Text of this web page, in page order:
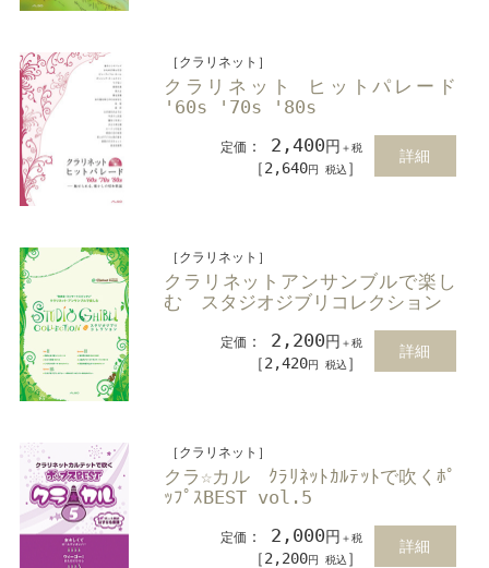
［クラリネット］
クラリネット ヒットパレード
'60s '70s '80s
定価 ： 2,400円 ＋税
［2,640円 税込 ］
詳細
［クラリネット］
クラリネットアンサンブルで楽し
む スタジオジブリコレクション
定価 ： 2,200円 ＋税
［2,420円 税込 ］
詳細
［クラリネット］
クラ☆カル ｸﾗﾘﾈｯﾄｶﾙﾃｯﾄで吹くﾎﾟ
ｯﾌﾟｽBEST vol.5
定価 ： 2,000円 ＋税
［2,200円 税込 ］
詳細